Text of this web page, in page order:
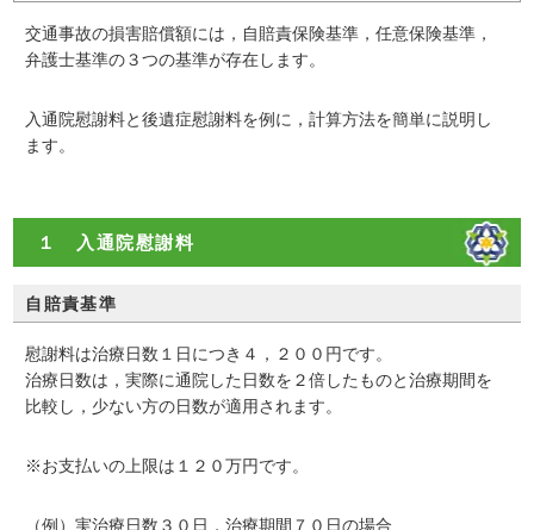
交通事故の損害賠償額には， 自賠責保険基準 ，任意保険基準 ，
弁護士基準の３つの基準が存在します。
入通院慰謝料と後遺症慰謝料を例に，計算方法を簡単に説明し
ます。
１ 入通院慰謝料
自賠責基準
慰謝料は治療日数１日につき ４，２００円です。
治療日数は，実際に通院した日数を２倍したものと治療期間を
比較し，少ない方の日数が適用されます。
※お支払いの上限は１２０万円です。
（例）実治療日数３０日，治療期間７０日の場合